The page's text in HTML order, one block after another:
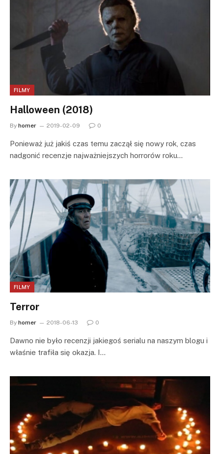
FILMY
Halloween (2018)
By homer 2019-02-09 0
Ponieważ już jakiś czas temu zaczął się nowy rok, czas
nadgonić recenzje najważniejszych horrorów roku…
FILMY
Terror
By homer 2018-06-13 0
Dawno nie było recenzji jakiegoś serialu na naszym blogu i
właśnie trafiła się okazja. I…